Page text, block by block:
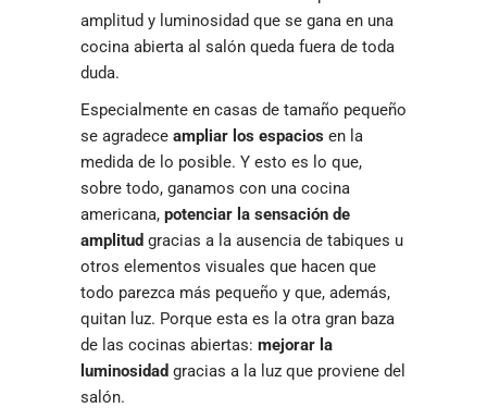
amplitud y luminosidad que se gana en una
cocina abierta al salón queda fuera de toda
duda.
Especialmente en casas de tamaño pequeño
se agradece ampliar los espacios en la
medida de lo posible. Y esto es lo que,
sobre todo, ganamos con una cocina
americana, potenciar la sensación de
amplitud gracias a la ausencia de tabiques u
otros elementos visuales que hacen que
todo parezca más pequeño y que, además,
quitan luz. Porque esta es la otra gran baza
de las cocinas abiertas: mejorar la
luminosidad gracias a la luz que proviene del
salón.